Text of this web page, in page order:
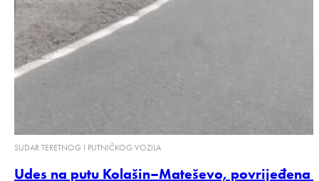
SUDAR TERETNOG I PUTNIČKOG VOZILA
Udes na putu Kolašin–Mateševo, povrijeđena